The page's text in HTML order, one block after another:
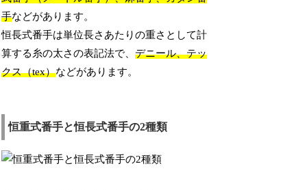
手などがあります。
恒長式番手は単位長さあたりの重さとして計
算する糸の太さの表記法で、デニール、テッ
クス（tex）などがあります。
恒重式番手と恒長式番手の2種類